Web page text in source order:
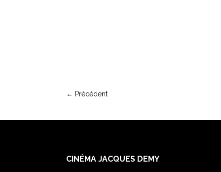
← Précédent
CINÉMA JACQUES DEMY